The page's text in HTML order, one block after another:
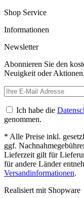
Shop Service
Informationen
Newsletter
Abonnieren Sie den
Neuigkeit oder Aktionen.
Ich habe die
genommen.
* Alle Preise inkl.
ggf.
Lieferzeit gilt für
für andere Länder
Versandinformationen.
Realisiert mit Shopware